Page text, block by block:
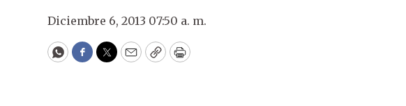
Diciembre 6, 2013 07:50 a. m.
WhatsApp
Facebook
Twitter
EmailCopyPrint